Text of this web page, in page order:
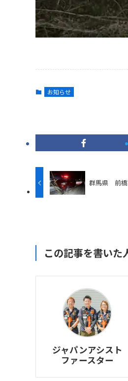
お知らせ
群馬県 前
この記事を書いた
ジャパンアシスト
ファースター